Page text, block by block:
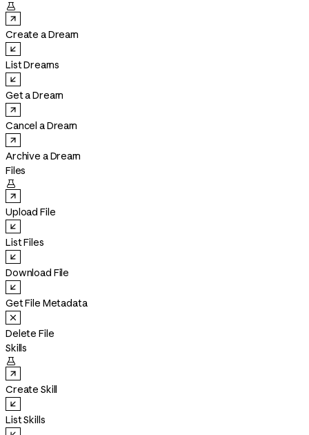

Create a Dream
List Dreams
Get a Dream
Cancel a Dream
Archive a Dream
Files

Upload File
List Files
Download File
Get File Metadata
Delete File
Skills

Create Skill
List Skills